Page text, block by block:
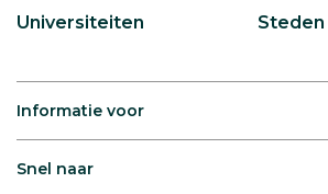
Universiteiten Steden
Informatie voor
Snel naar